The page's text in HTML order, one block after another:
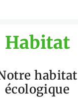
Habitat
habitat
écologique